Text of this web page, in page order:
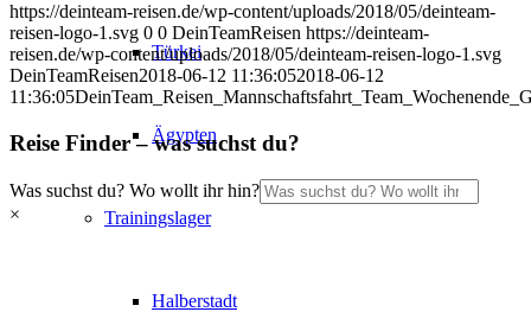
Türkei
Ägypten
Trainingslager
Halberstadt
https://deinteam-reisen.de/wp-content/uploads/2018/05/deinteam-
reisen-logo-1.svg 0 0 DeinTeamReisen https://deinteam-
reisen.de/wp-content/uploads/2018/05/deinteam-reisen-logo-1.svg
DeinTeamReisen2018-06-12 11:36:052018-06-12
11:36:05
Reise Finder – was suchst du?
Was suchst du? Wo wollt ihr hin?
×